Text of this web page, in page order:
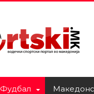
Фудбал